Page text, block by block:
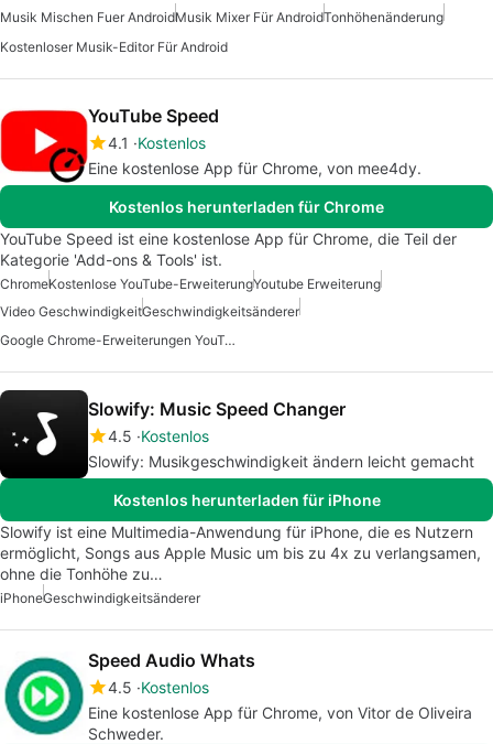
Musik Mischen Fuer AndroidMusik Mixer Für AndroidTonhöhenänderung
Kostenloser Musik-Editor Für Android
YouTube Speed
4.1
Kostenlos
Eine kostenlose App für Chrome, von mee4dy.
Kostenlos herunterladen für Chrome
YouTube Speed ist eine kostenlose App für Chrome, die Teil der
Kategorie 'Add-ons & Tools' ist.
ChromeKostenlose YouTube-ErweiterungYoutube Erweiterung
Video GeschwindigkeitGeschwindigkeitsänderer
Google Chrome-Erweiterungen YouTube
Slowify: Music Speed Changer
4.5 Kostenlos
Slowify: Musikgeschwindigkeit ändern leicht gemacht
Kostenlos herunterladen für iPhone
Slowify ist eine Multimedia-Anwendung für iPhone, die es Nutzern
ermöglicht, Songs aus Apple Music um bis zu 4x zu verlangsamen,
ohne die Tonhöhe zu…
iPhoneGeschwindigkeitsänderer
Speed Audio Whats
4.5 Kostenlos
Eine kostenlose App für Chrome, von Vitor de Oliveira
Schweder.